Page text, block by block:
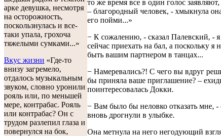
арке девушка, несмотря
на осторожность,
поскользнулась и все-
таки упала, грохоча
тяжелыми сумками...»
Вкус жизни «Где-то
внизу загремело,
отдалось музыкальным
звуком, словно уронили
рояль или, по меньшей
мере, контрабас. Рояль
или контрабас? Он с
трудом разлепил глаза и
повернулся на бок,
то же время все в один голос заявляют,
– благородный человек, - хмыкнула
его пойми...»
− К сожалению, - сказал Палевский, -
сейчас приехать на бал, а поскольку я
быть вашим партнером в танцах...
− Намеревались?! С чего вы вдруг
бы приняла ваше приглашение? –
поинтересовалась Докки.
− Вам было бы неловко отказать мне, -
вновь дрогнули в улыбке.
Она метнула на него негодующий